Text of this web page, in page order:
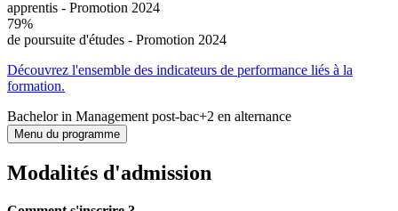
apprentis - Promotion 2024
79%
de poursuite d'études - Promotion 2024
Découvrez l'ensemble des indicateurs de performance liés à la
formation.
Bachelor in Management post-bac+2 en alternance
Menu du programme
Modalités d'admission